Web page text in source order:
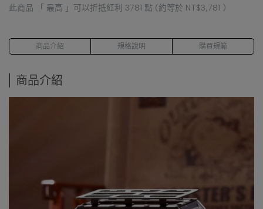
此商品 「 最高 」可以折抵紅利 3781 點 (約等於 NT$3,781 )
商品介紹 規格說明 購買規範
商品介紹